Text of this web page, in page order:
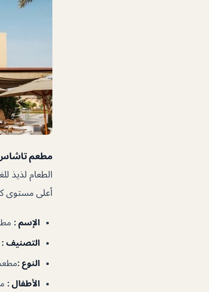
مطعم
الطعام لذيذ
أعلى مستوى
الإسم :
التصنيف :
النوع :
الأطفال :